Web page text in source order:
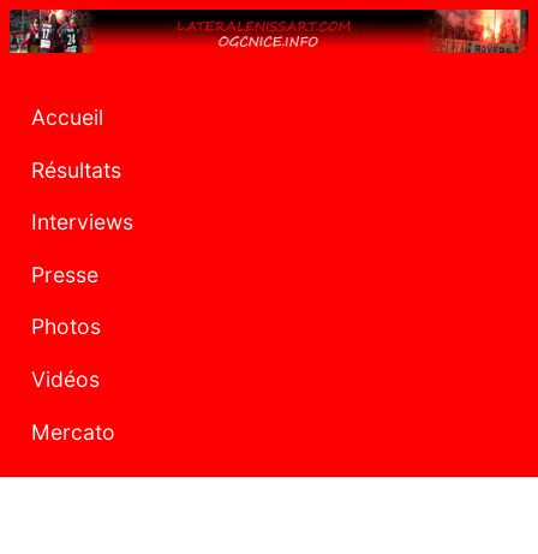
Accueil
Résultats
Interviews
Presse
Photos
Vidéos
Mercato